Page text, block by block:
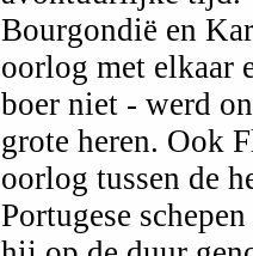
Bourgondië en
oorlog met elkaar
boer niet - werd
grote heren. Ook
oorlog tussen de
Portugese